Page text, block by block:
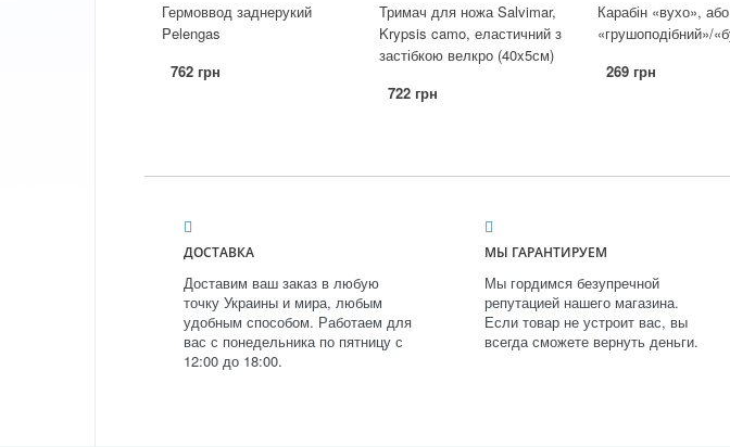
Гермоввод заднерукий
Pelengas
762 грн
Тримач для ножа Salvimar,
Krypsis camo, еластичний з
застібкою велкро (40x5см)
722 грн
Карабін «вухо», або
269 грн
ДОСТАВКА
Доставим ваш заказ в любую
точку Украины и мира, любым
удобным способом. Работаем для
вас с понедельника по пятницу с
12:00 до 18:00.
МЫ ГАРАНТИРУЕМ
Мы гордимся безупречной
репутацией нашего магазина.
Если товар не устроит вас, вы
всегда сможете вернуть деньги.